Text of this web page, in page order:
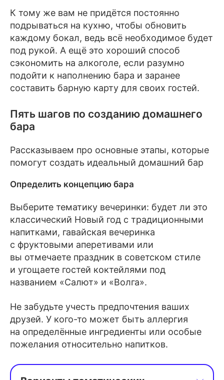
К тому же вам не придётся постоянно
подрываться на кухню, чтобы обновить
каждому бокал, ведь всё необходимое будет
под рукой. А ещё это хороший способ
сэкономить на алкоголе, если разумно
подойти к наполнению бара и заранее
составить барную карту для своих гостей.
Пять шагов по созданию домашнего
бара
Рассказываем про основные этапы, которые
помогут создать идеальный домашний бар
Определить концепцию бара
Выберите тематику вечеринки: будет ли это
классический Новый год с традиционными
напитками, гавайская вечеринка
с фруктовыми аперетивами или
вы отмечаете праздник в советском стиле
и угощаете гостей коктейлями под
названием «Салют» и «Волга».
Не забудьте учесть предпочтения ваших
друзей. У кого-то может быть аллергия
на определённые ингредиенты или особые
пожелания относительно напитков.